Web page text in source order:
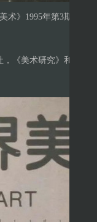
术》1995年第3期
，《美术研究》和《